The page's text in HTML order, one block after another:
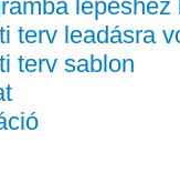
terv leadásra
terv sablon